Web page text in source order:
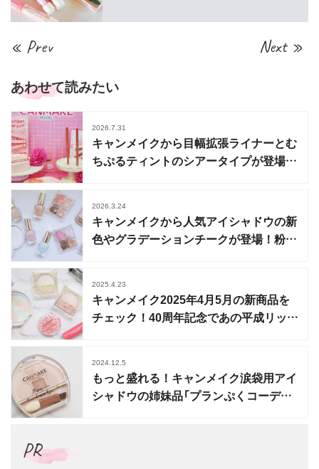
« Prev Next »
あわせて読みたい
2026.7.31
キャンメイクから目幅拡張ライナーとむ
ちぷるティントのシアータイプが登場！
2026.3.24
キャンメイクから人気アイシャドウの新
色やグラデーションチークが登場！粉感
2025.4.23
キャンメイク2025年4月5月の新商品を
チェック！40周年記念であの平成リップ
2024.12.5
もっと盛れる！キャンメイク涙袋用アイ
シャドウの姉妹品「プランぷくコーデア
PR